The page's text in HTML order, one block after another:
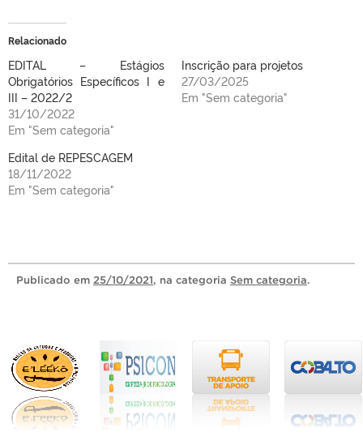
Relacionado
EDITAL – Estágios
Obrigatórios Específicos I e
III – 2022/2
31/10/2022
Em "Sem categoria"
Inscrição para projetos
27/03/2025
Em "Sem categoria"
Edital de REPESCAGEM
18/11/2022
Em "Sem categoria"
Publicado em 25/10/2021, na categoria Sem categoria.